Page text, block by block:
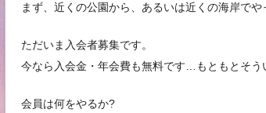
まず、近くの公園から、あるいは近くの海岸でや
ただいま入会者募集です。
今なら入会金・年会費も無料です…もともとそう
会員は何をやるか?